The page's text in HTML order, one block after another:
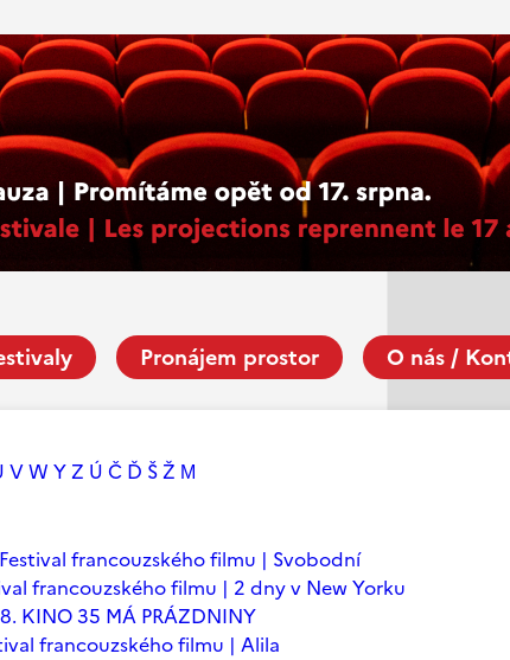
Pronájem prostor O nás /
VW YZ Ú Č Ď ŠŽ М
Festival francouzského filmu | Svobodní
francouzského filmu | 2 dny v New Yorku
KINO 35 MÁ PRÁZDNINY
francouzského filmu | Alila